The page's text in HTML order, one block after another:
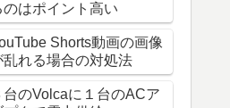
のはポイント高い
Shorts動画の画像
乱れる場合の対処法
台のVolcaに１台のACア